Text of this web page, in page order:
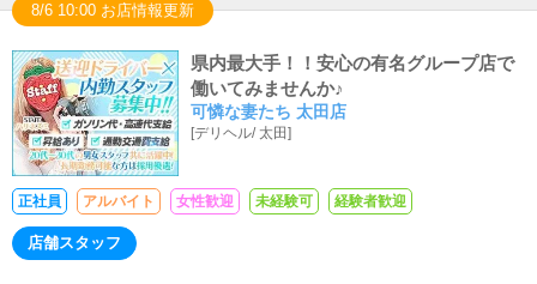
8/6 10:00 お店情報更新
県内最大手！！安心の有名グループ店で
働いてみませんか♪
可憐な妻たち 太田店
[デリヘル/ 太田]
正社員 アルバイト 女性歓迎 未経験可 経験者歓迎
店舗スタッフ